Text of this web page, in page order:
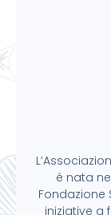
è nata
Fondazione
iniziative a